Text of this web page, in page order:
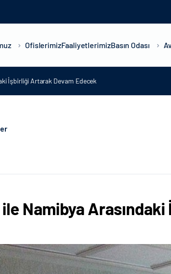
OfislerimizFaaliyetlerimizBasın Odası
İşbirliği Artarak Devam Edecek
Namibya